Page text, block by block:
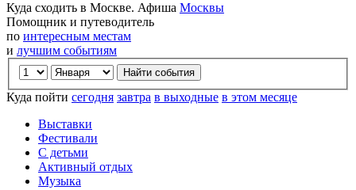
Куда сходить в Москве. Афиша Москвы
Помощник и путеводитель
по интересным местам
и лучшим событиям
Куда пойти сегодня завтра в выходные в этом месяце
Выставки
Фестивали
С детьми
Активный отдых
Музыка